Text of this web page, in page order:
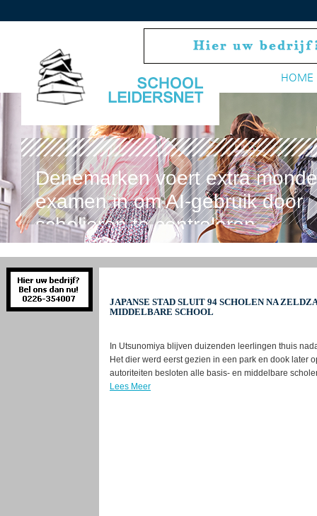
HOME
Denemarken voert extra
examen in om AI-gebruik door
scholieren te controleren
JAPANSE STAD SLUIT 94 SCHOLEN NA
MIDDELBARE SCHOOL
In Utsunomiya blijven duizenden leerlingen thuis
Het dier werd eerst gezien in een park en dook later
autoriteiten besloten alle basis- en middelbare
Lees Meer